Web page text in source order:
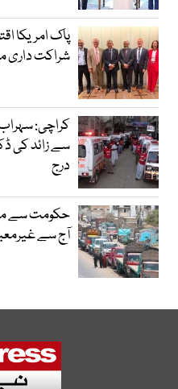
پاک امریکا
شراکت داری
درج
حکومت سے
آج سے